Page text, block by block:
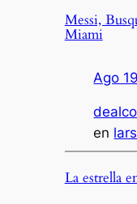
Messi,
Miami
Ago
en
La estrella